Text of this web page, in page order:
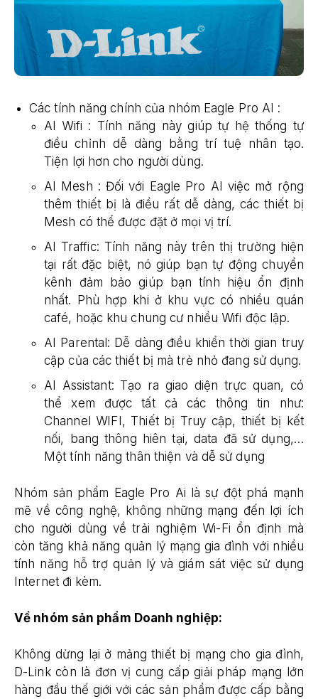
Các tính năng chính của nhóm Eagle Pro AI :
AI Wifi : Tính năng này giúp tự hệ thống tự
điều chỉnh dễ dàng bằng trí tuệ nhân tạo.
Tiện lợi hơn cho người dùng.
AI Mesh : Đối với Eagle Pro AI việc mở rộng
thêm thiết bị là điều rất dễ dàng, các thiết bị
Mesh có thể được đặt ở mọi vị trí.
AI Traffic: Tính năng này trên thị trường hiện
tại rất đặc biệt, nó giúp bạn tự động chuyển
kênh đảm bảo giúp bạn tính hiệu ổn định
nhất. Phù hợp khi ở khu vực có nhiều quán
café, hoặc khu chung cư nhiều Wifi độc lập.
AI Parental: Dễ dàng điều khiển thời gian truy
cập của các thiết bị mà trẻ nhỏ đang sử dụng.
AI Assistant: Tạo ra giao diện trực quan, có
thể xem được tất cả các thông tin như:
Channel WIFI, Thiết bị Truy cập, thiết bị kết
nối, bang thông hiên tại, data đã sử dụng,…
Một tính năng thân thiện và dễ sử dụng
Nhóm sản phẩm Eagle Pro Ai là sự đột phá mạnh
mẽ về công nghệ, không những mạng đến lợi ích
cho người dùng về trải nghiệm Wi-Fi ổn định mà
còn tăng khả năng quản lý mạng gia đình với nhiều
tính năng hỗ trợ quản lý và giám sát việc sử dụng
Internet đi kèm.
Về nhóm sản phẩm Doanh nghiệp:
Không dừng lại ở mảng thiết bị mạng cho gia đình,
D-Link còn là đơn vị cung cấp giải pháp mạng lớn
hàng đầu thế giới với các sản phẩm được cấp bằng